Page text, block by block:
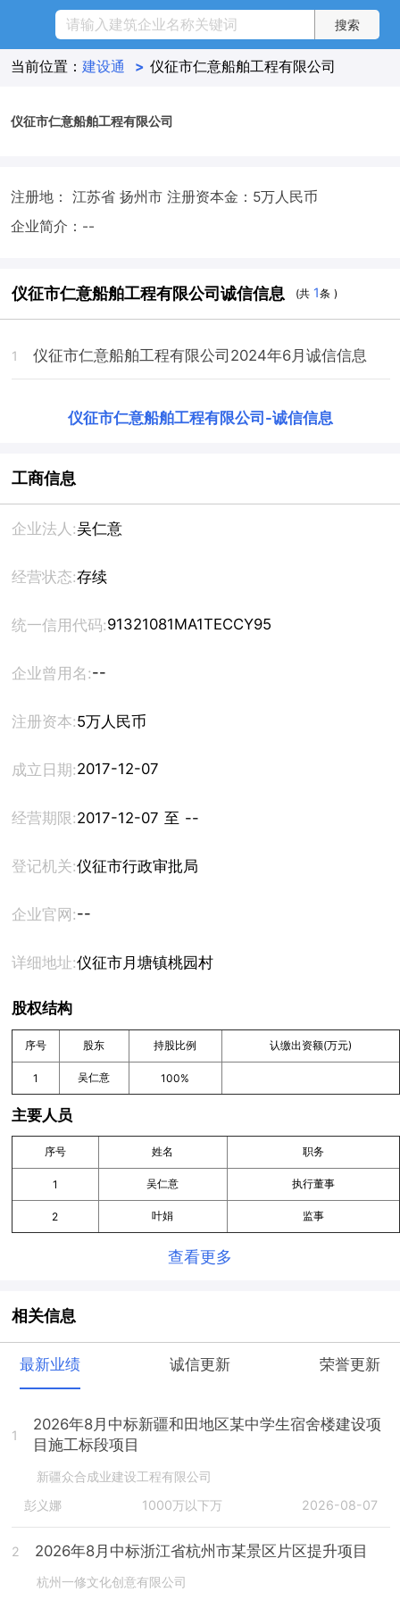
当前位置： 建设通 > 仪征市仁意船舶工程有限公司
仪征市仁意船舶工程有限公司
注册地： 江苏省 扬州市 注册资本金：5万人民币
企业简介：--
仪征市仁意船舶工程有限公司诚信信息 (共 1条 )
1 仪征市仁意船舶工程有限公司2024年6月诚信信息
仪征市仁意船舶工程有限公司 -诚信信息
工商信息
企业法人:吴仁意
经营状态:存续
统一信用代码:91321081MA1TECCY95
企业曾用名:--
注册资本:5万人民币
成立日期:2017-12-07
经营期限: 2017-12-07 至 --
登记机关:仪征市行政审批局
企业官网:--
详细地址:仪征市月塘镇桃园村
股权结构
序号 股东 持股比例 认缴出资额(万元)
1 吴仁意 100%
主要人员
序号 姓名 职务
1 吴仁意 执行董事
2 叶娟 监事
查看更多
相关信息
最新业绩 诚信更新 荣誉更新
1
2026年8月中标新疆和田地区某中学生宿舍楼建设项
目施工标段项目
新疆众合成业建设工程有限公司
彭义娜
1000万以下万 2026-08-07
2 2026年8月中标浙江省杭州市某景区片区提升项目
杭州一修文化创意有限公司